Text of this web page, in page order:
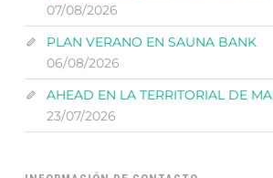
07/08/2026
PLAN VERANO EN SAUNA BANK
06/08/2026
AHEAD EN LA TERRITORIAL DE
23/07/2026